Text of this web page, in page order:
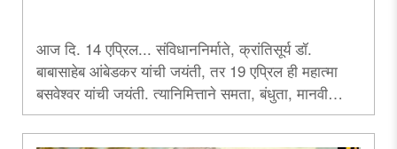
आज दि. 14 एप्रिल... संविधाननिर्माते, क्रांतिसूर्य डॉ.
बाबासाहेब आंबेडकर यांची जयंती, तर 19 एप्रिल ही महात्मा
बसवेश्वर यांची जयंती. त्यानिमित्ताने समता, बंधुता, मानवी
प्रतिष्ठा, लोकशाही यांसारख्या विविध पैलूंच्या आधारे या दोन्ही
महापुरुषांच्या विचारांचे केलेले हे आशयगर्भ चिंतन.....